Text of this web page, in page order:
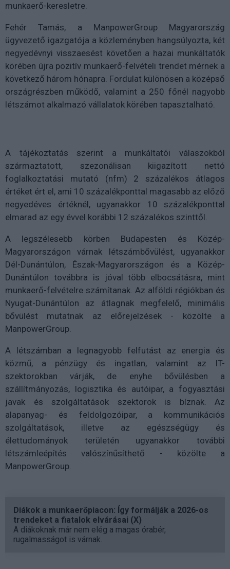
munkaerő-keresletre.
Fehér Tamás, a ManpowerGroup Magyarország
ügyvezető igazgatója a közleményben hangsúlyozta, két
negyedévnyi visszaesést követően a hazai munkáltatók
körében újra pozitív munkaerő-felvételi trendet mérnek a
következő három hónapra. Fordulat különösen a középső
országrészben működő, valamint a 250 főnél nagyobb
létszámot alkalmazó vállalatok körében tapasztalható.
A tájékoztatás szerint a munkáltatói válaszokból
származtatott, szezonálisan kiigazított nettó
foglalkoztatási mutató (nfm) 2 százalékos átlagos
értéket ért el, ami 10 százalékponttal magasabb az előző
negyedéves értéknél, ugyanakkor 10 százalékponttal
elmarad az egy évvel korábbi 12 százalékos szinttől.
A legszélesebb körben Budapesten és Közép-
Magyarországon várnak létszámbővülést, ugyanakkor
Dél-Dunántúlon, Észak-Magyarországon és a Közép-
Dunántúlon továbbra is jóval több elbocsátásra, mint
munkaerő-felvételre számítanak. Az alföldi régiókban és
Nyugat-Dunántúlon az átlagnak megfelelő, minimális
bővülést mutatnak az előrejelzések - közölte a
ManpowerGroup.
A létszámban a legnagyobb felfutást az energia és
közmű, a pénzügy és ingatlan, valamint az IT-
szektorokban várják, de enyhe bővülésben a
szállítmányozás, logisztika és autóipar, a fogyasztási
javak és szolgáltatások szektorok is bíznak. Az
alapanyag- és feldolgozóipar, a kommunikációs
szolgáltatások, illetve az egészségügy és
élettudományok területén ugyanakkor további
létszámleépítés valószínűsíthető - közölte a
ManpowerGroup.
Diákok a munkaerőpiacon: Így formálják a 2026-os
trendeket a fiatalok elvárásai (X)
A diákoknak már nem elég a magas órabér,
rugalmasságot is várnak.